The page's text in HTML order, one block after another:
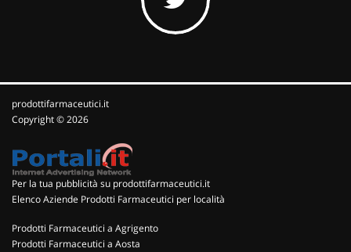
prodottifarmaceutici.it
Copyright © 2026
Per la tua pubblicità su prodottifarmaceutici.it
Elenco Aziende Prodotti Farmaceutici per località
Prodotti Farmaceutici a Agrigento
Prodotti Farmaceutici a Aosta